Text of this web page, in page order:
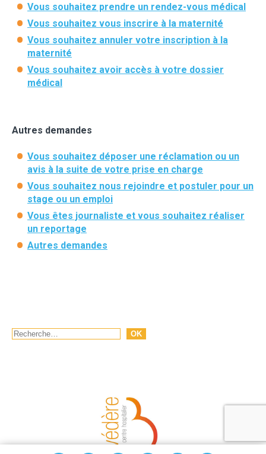
Vous souhaitez prendre un rendez-vous médical
Vous souhaitez vous inscrire à la maternité
Vous souhaitez annuler votre inscription à la
maternité
Vous souhaitez avoir accès à votre dossier
médical
Autres demandes
Vous souhaitez déposer une réclamation ou un
avis à la suite de votre prise en charge
Vous souhaitez nous rejoindre et postuler pour un
stage ou un emploi
Vous êtes journaliste et vous souhaitez réaliser
un reportage
Autres demandes
Rechercher OK